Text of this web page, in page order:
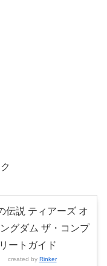
伝説 ティアーズ オ
グダム ザ・コンプ
リートガイド
created by Rinker